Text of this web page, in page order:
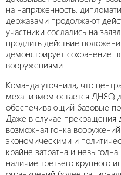
на напряженность,
державами продолжают
участники сослались на
продлить действие
демонстрирует сохранение
вооружениями.
Команда уточнила, что
механизмом остается ДНЯО,
обеспечивающий базовые
Даже в случае прекращения
возможная гонка
экономическими и
крайне затратна и
наличие третьего крупного